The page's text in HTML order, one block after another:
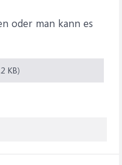
oder man kann es
KB)